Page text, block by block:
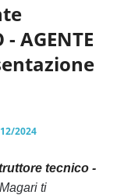
- AGENTE
2024
tecnico -
ti